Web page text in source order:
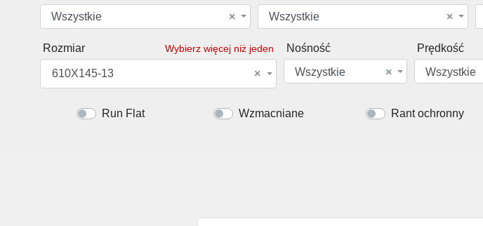
×
Wszystkie
×
Wszystkie
Rozmiar Wybierz więcej niż jeden
×
610X145-13
Nośność
×
Wszystkie
Prędkość
Wszystkie
Run Flat Wzmacniane Rant ochronny